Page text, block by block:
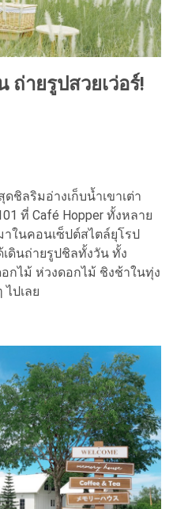
ถ่ายรูปสวยเว่อร์!
ดชิลริมอ่างเก็บน้ำเขาเต่า
ที่ Café Hopper ทั้งหลาย
าในคอนเซ็ปต์สไตล์ยุโรป
ดินถ่ายรูปชิลทั้งวัน ทั้ง
กไม้ ห่วงดอกไม้ ชิงช้าในทุ่ง
ปเลย